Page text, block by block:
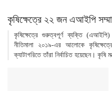
কৃষিক্ষেত্রে ২২ জন এআইপি
কৃষিক্ষেত্রে গুরুত্বপূর্ণ ব্যক্তি
নীতিমালা ২০১৯-এর আলোকে
ক্যাটাগরিতে তাঁরা নির্বাচিত হয়েছেন। কৃষি